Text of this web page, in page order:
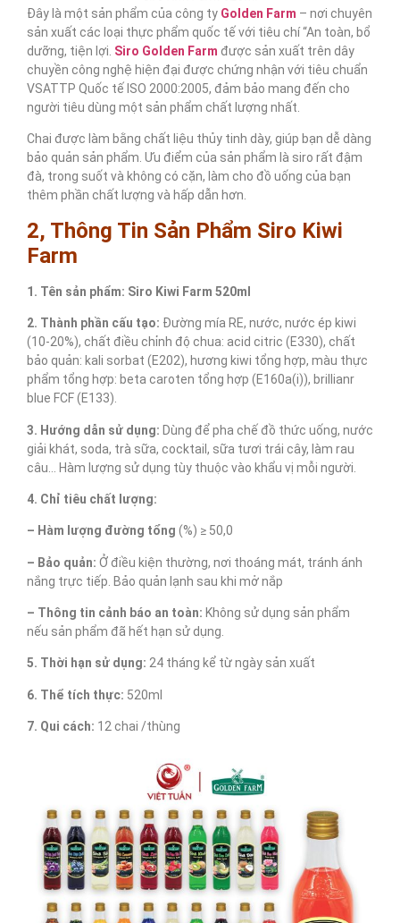
Đây là một sản phẩm của công ty Golden Farm – nơi chuyên
sản xuất các loại thực phẩm quốc tế với tiêu chí “An toàn, bổ
dưỡng, tiện lợi. Siro Golden Farm được sản xuất trên dây
chuyền công nghệ hiện đại được chứng nhận với tiêu chuẩn
VSATTP Quốc tế ISO 2000:2005, đảm bảo mang đến cho
người tiêu dùng một sản phẩm chất lượng nhất.
Chai được làm bằng chất liệu thủy tinh dày, giúp bạn dễ dàng
bảo quản sản phẩm. Ưu điểm của sản phẩm là siro rất đậm
đà, trong suốt và không có cặn, làm cho đồ uống của bạn
thêm phần chất lượng và hấp dẫn hơn.
2, Thông Tin Sản Phẩm Siro Kiwi
Farm
1. Tên sản phẩm: Siro Kiwi Farm 520ml
2. Thành phần cấu tạo: Đường mía RE, nước, nước ép kiwi
(10-20%), chất điều chỉnh độ chua: acid citric (E330), chất
bảo quản: kali sorbat (E202), hương kiwi tổng hợp, màu thực
phẩm tổng hợp: beta caroten tổng hợp (E160a(i)), brillianr
blue FCF (E133).
3. Hướng dẫn sử dụng: Dùng để pha chế đồ thức uống, nước
giải khát, soda, trà sữa, cocktail, sữa tươi trái cây, làm rau
câu… Hàm lượng sử dụng tùy thuộc vào khẩu vị mỗi người.
4. Chỉ tiêu chất lượng:
– Hàm lượng đường tổng (%) ≥ 50,0
– Bảo quản: Ở điều kiện thường, nơi thoáng mát, tránh ánh
nắng trực tiếp. Bảo quản lạnh sau khi mở nắp
– Thông tin cảnh báo an toàn: Không sử dụng sản phẩm
nếu sản phẩm đã hết hạn sử dụng.
5. Thời hạn sử dụng: 24 tháng kể từ ngày sản xuất
6. Thể tích thực: 520ml
7. Qui cách: 12 chai /thùng